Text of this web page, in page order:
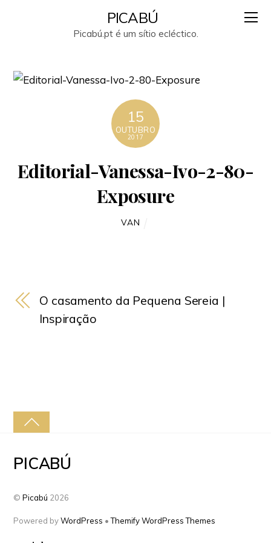
PICABÚ
Picabú.pt é um sítio ecléctico.
15
OUTUBRO
2017
Editorial-Vanessa-Ivo-2-80-
Exposure
VAN
O casamento da Pequena Sereia |
Inspiração
PICABÚ
©Picabú 2026
Powered byWordPress •Themify WordPress Themes